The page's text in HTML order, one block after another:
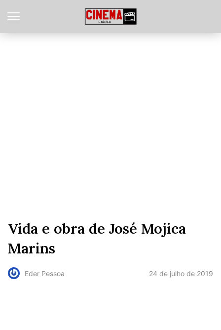
Vida e obra de José Mojica
Marins
Eder Pessoa 24 de julho de 2019